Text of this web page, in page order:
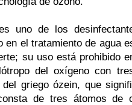
uno de los
en el tratamiento de agua
su uso está prohibido
del oxígeno con
del griego ózein, que
de tres átomos de